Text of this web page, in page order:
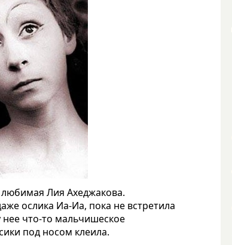
Лия Ахеджакова.
ослика Иа-Иа, пока не встретила
нее что-то мальчишеское
под носом клеила.